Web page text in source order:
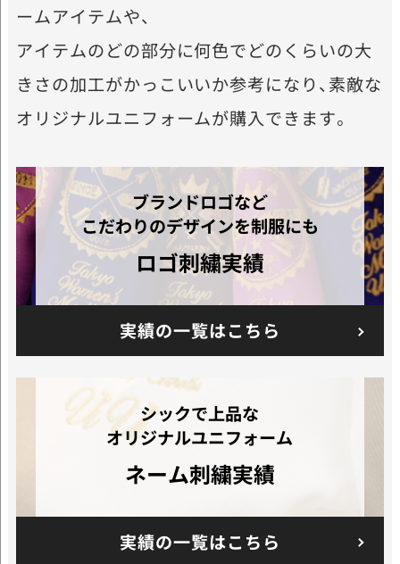
ームアイテムや、
アイテムのどの部分に何色でどのくらいの大
きさの加工がかっこいいか参考になり、素敵な
オリジナルユニフォームが購入できます。
ブランドロゴなど
こだわりのデザインを制服にも
ロゴ刺繍実績
実績の一覧はこちら
シックで上品な
オリジナルユニフォーム
ネーム刺繍実績
実績の一覧はこちら